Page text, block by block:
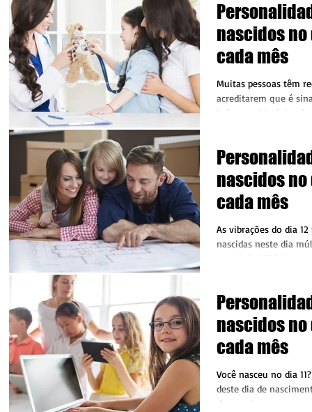
nascidos no
cada mês
Muitas pessoas têm
acreditarem que é
inúmeras histórias de
nascidos no
cada mês
As vibrações do dia
nascidas neste dia
grande habilidade
nascidos no
cada mês
Você nasceu no dia
deste dia de
de acordo com a numerologia.